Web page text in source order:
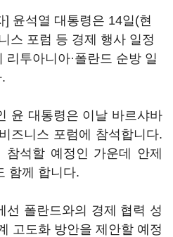
] 윤석열 대통령은 14일(현
스 포럼 등 경제 행사 일정
투아니아·폴란드 순방 일
윤 대통령은 이날 바르샤바
즈니스 포럼에 참석합니다.
석할 예정인 가운데 안제
함께 합니다.
선 폴란드와의 경제 협력 성
고도화 방안을 제안할 예정